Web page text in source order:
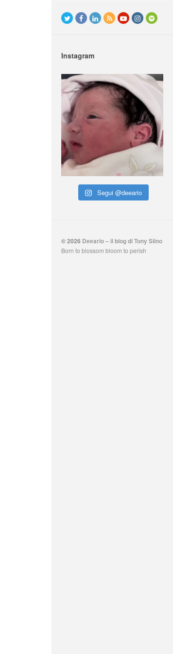
Instagram
Segui @deeario
© 2026 Deeario – il blog di Tony Siino
Born to blossom bloom to perish